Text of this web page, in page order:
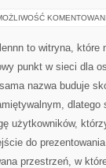
to witryna, które
punkt w sieci dla
nazwa buduje
dlatego
użytkowników,
do
przestrzeń, w